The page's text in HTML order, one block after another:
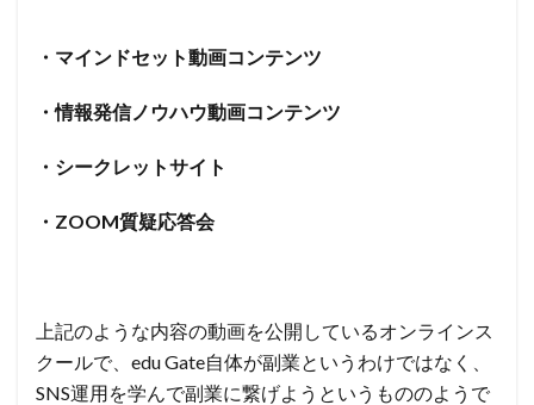
・マインドセット動画コンテンツ
・情報発信ノウハウ動画コンテンツ
・シークレットサイト
・ZOOM質疑応答会
上記のような内容の動画を公開しているオンラインス
クールで、edu Gate自体が副業というわけではなく、
SNS運用を学んで副業に繋げようというもののようで